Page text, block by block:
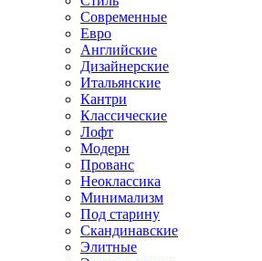
Современные
Евро
Английские
Дизайнерские
Итальянские
Кантри
Классические
Лофт
Модерн
Прованс
Неоклассика
Минимализм
Под старину
Скандинавские
Элитные